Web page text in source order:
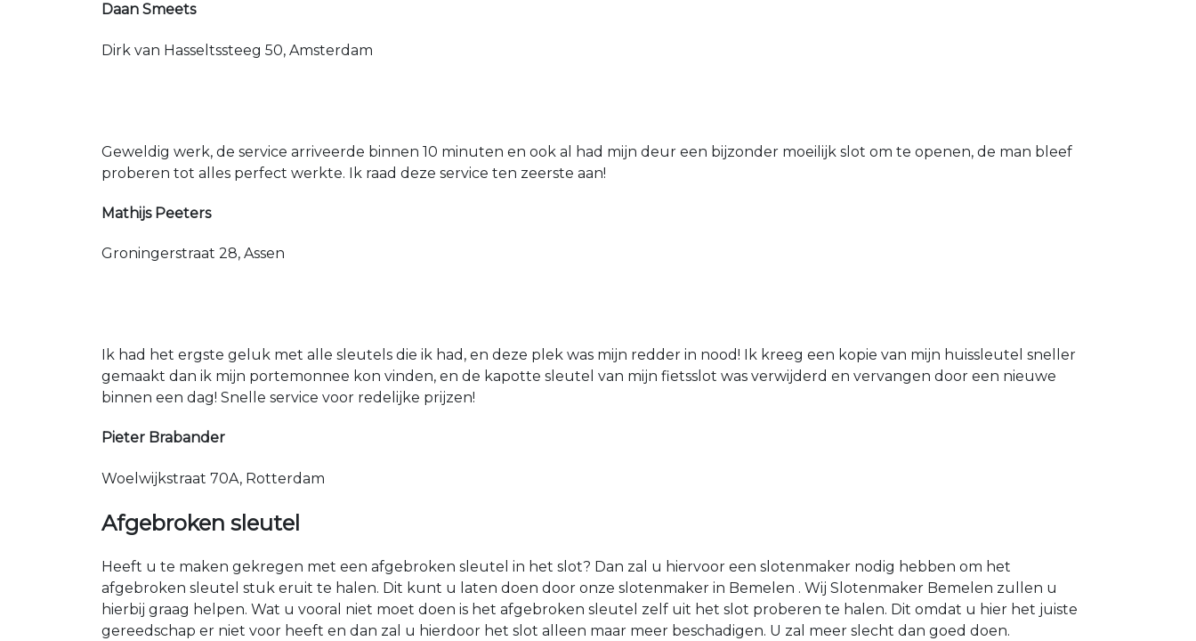
Daan Smeets
Dirk van Hasseltssteeg 50, Amsterdam
Geweldig werk, de service arriveerde binnen 10 minuten en ook al had mijn deur een bijzonder moeilijk slot om te openen, de man bleef
proberen tot alles perfect werkte. Ik raad deze service ten zeerste aan!
Mathijs Peeters
Groningerstraat 28, Assen
Ik had het ergste geluk met alle sleutels die ik had, en deze plek was mijn redder in nood! Ik kreeg een kopie van mijn huissleutel sneller
gemaakt dan ik mijn portemonnee kon vinden, en de kapotte sleutel van mijn fietsslot was verwijderd en vervangen door een nieuwe
binnen een dag! Snelle service voor redelijke prijzen!
Pieter Brabander
Woelwijkstraat 70A, Rotterdam
Afgebroken sleutel
Heeft u te maken gekregen met een afgebroken sleutel in het slot? Dan zal u hiervoor een slotenmaker nodig hebben om het
afgebroken sleutel stuk eruit te halen. Dit kunt u laten doen door onze slotenmaker in Bemelen . Wij Slotenmaker Bemelen zullen u
hierbij graag helpen. Wat u vooral niet moet doen is het afgebroken sleutel zelf uit het slot proberen te halen. Dit omdat u hier het juiste
gereedschap er niet voor heeft en dan zal u hierdoor het slot alleen maar meer beschadigen. U zal meer slecht dan goed doen.